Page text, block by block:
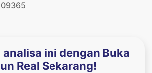
ini dengan Buka
Real Sekarang!